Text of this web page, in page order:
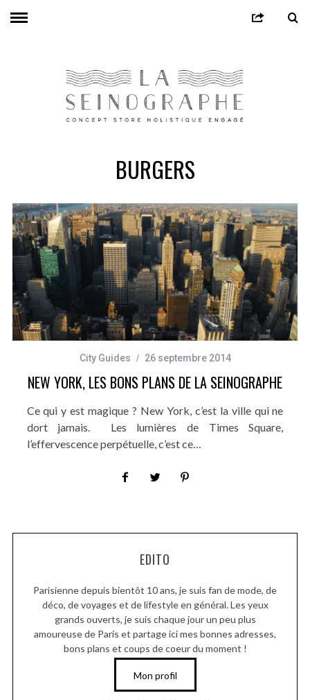
BURGERS
City Guides 26 septembre 2014
NEW YORK, LES BONS PLANS DE LA SEINOGRAPHE
Ce qui y est magique ? New York, c’est la ville qui ne
dort jamais. Les lumières de Times Square,
l’effervescence perpétuelle, c’est ce…
EDITO
Parisienne depuis bientôt 10 ans, je suis fan de mode, de
déco, de voyages et de lifestyle en général. Les yeux
grands ouverts, je suis chaque jour un peu plus
amoureuse de Paris et partage ici mes bonnes adresses,
bons plans et coups de coeur du moment !
Mon profil